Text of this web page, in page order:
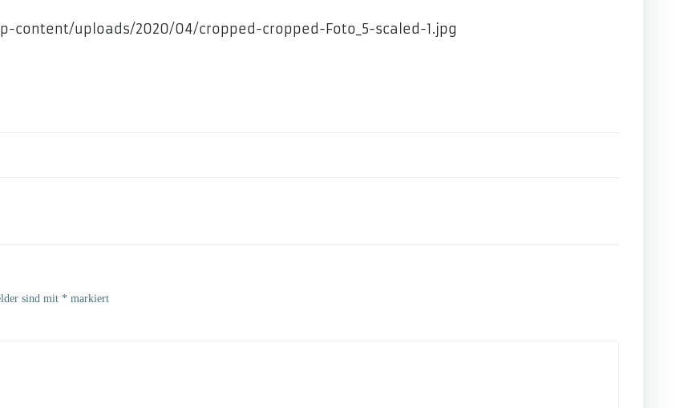
content/uploads/2020/04/cropped-cropped-Foto_5-scaled-1.jpg
sind mit * markiert